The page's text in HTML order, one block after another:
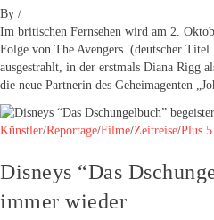
By /
Im britischen Fernsehen wird am 2.
Folge von The Avengers (deutscher
ausgestrahlt, in der erstmals Diana Rigg
die neue Partnerin des Geheimagenten
Künstler/Reportage/Filme/Zeitreise/Plus 5
Disneys “Das
immer wieder